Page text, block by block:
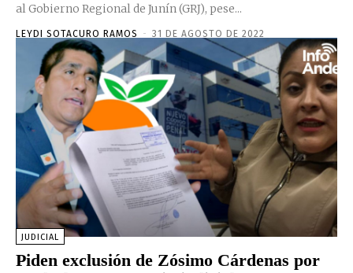
al Gobierno Regional de Junín (GRJ), pese...
LEYDI SOTACURO RAMOS - 31 DE AGOSTO DE 2022
JUDICIAL
Piden exclusión de Zósimo Cárdenas por